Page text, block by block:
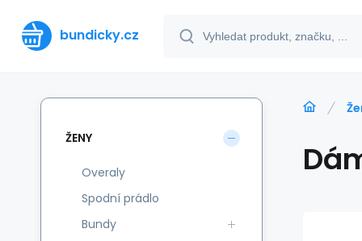
bundicky.cz
ŽENY
Overaly
Spodní prádlo
Bundy